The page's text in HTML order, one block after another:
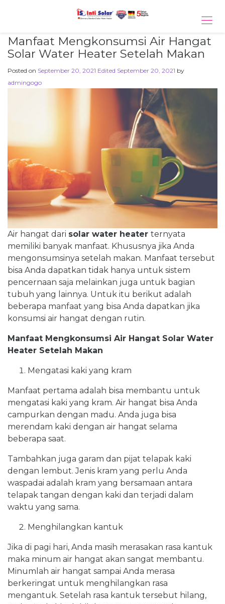
Manfaat Mengkonsumsi Air Hangat
Solar Water Heater Setelah Makan
Posted on September 20, 2021 Edited September 20, 2021 by
admingogo
Air hangat dari solar water heater ternyata
memiliki banyak manfaat. Khususnya jika Anda
mengonsumsinya setelah makan. Manfaat tersebut
bisa Anda dapatkan tidak hanya untuk sistem
pencernaan saja melainkan juga untuk bagian
tubuh yang lainnya. Untuk itu berikut adalah
beberapa manfaat yang bisa Anda dapatkan jika
konsumsi air hangat dengan rutin.
Manfaat Mengkonsumsi Air Hangat Solar Water
Heater Setelah Makan
Mengatasi kaki yang kram
Manfaat pertama adalah bisa membantu untuk
mengatasi kaki yang kram. Air hangat bisa Anda
campurkan dengan madu. Anda juga bisa
merendam kaki dengan air hangat selama
beberapa saat.
Tambahkan juga garam dan pijat telapak kaki
dengan lembut. Jenis kram yang perlu Anda
waspadai adalah kram yang bersamaan antara
telapak tangan dengan kaki dan terjadi dalam
waktu yang sama.
Menghilangkan kantuk
Jika di pagi hari, Anda masih merasakan rasa kantuk
maka minum air hangat akan sangat membantu.
Minumlah air hangat sampai Anda merasa
berkeringat untuk menghilangkan rasa
mengantuk. Setelah rasa kantuk tersebut hilang,